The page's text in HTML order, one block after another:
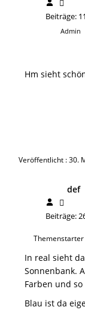
Beiträge:
Admin
Hm sieht
Veröffentlicht : 30.
def
Beiträge:
Themenstarter
In real sieht
Sonnenbank.
Farben und
Blau ist da